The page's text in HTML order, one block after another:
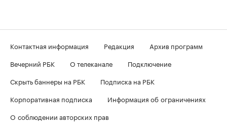
Контактная информация Редакция
Архив программ
Вечерний РБК
О телеканале
Подключение
Скрыть баннеры на РБК
Подписка на РБК
Корпоративная подписка
Информация об ограничениях
О соблюдении авторских прав